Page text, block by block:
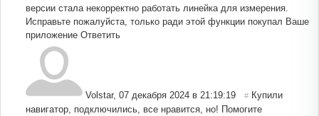
версии стала некорректно работать линейка для измерения.
Исправьте пожалуйста, только ради этой функции покупал Ваше
приложение Ответить
Volstar, 07 декабря 2024 в 21:19:19 # Купили
навигатор, подключились, все нравится, но! Помогите